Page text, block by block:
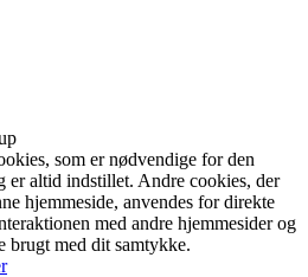
som er nødvendige for den
er altid indstillet. Andre cookies, der
hjemmeside, anvendes for direkte
med andre hjemmesider og
med dit samtykke.